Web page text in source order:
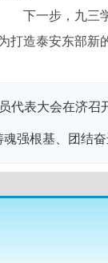
下一步，九三
打造泰安东部新
代表大会在济召
强根基、团结